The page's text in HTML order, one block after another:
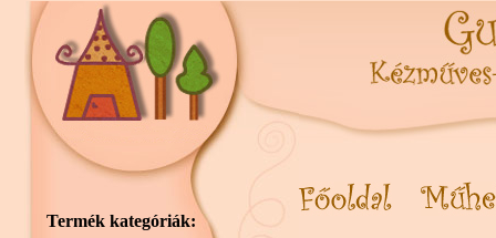
Termék kategóriák: